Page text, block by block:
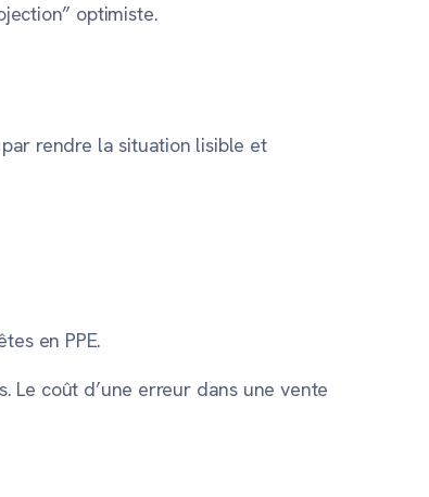
optimiste.
rendre la situation lisible et
en PPE.
coût d’une erreur dans une vente